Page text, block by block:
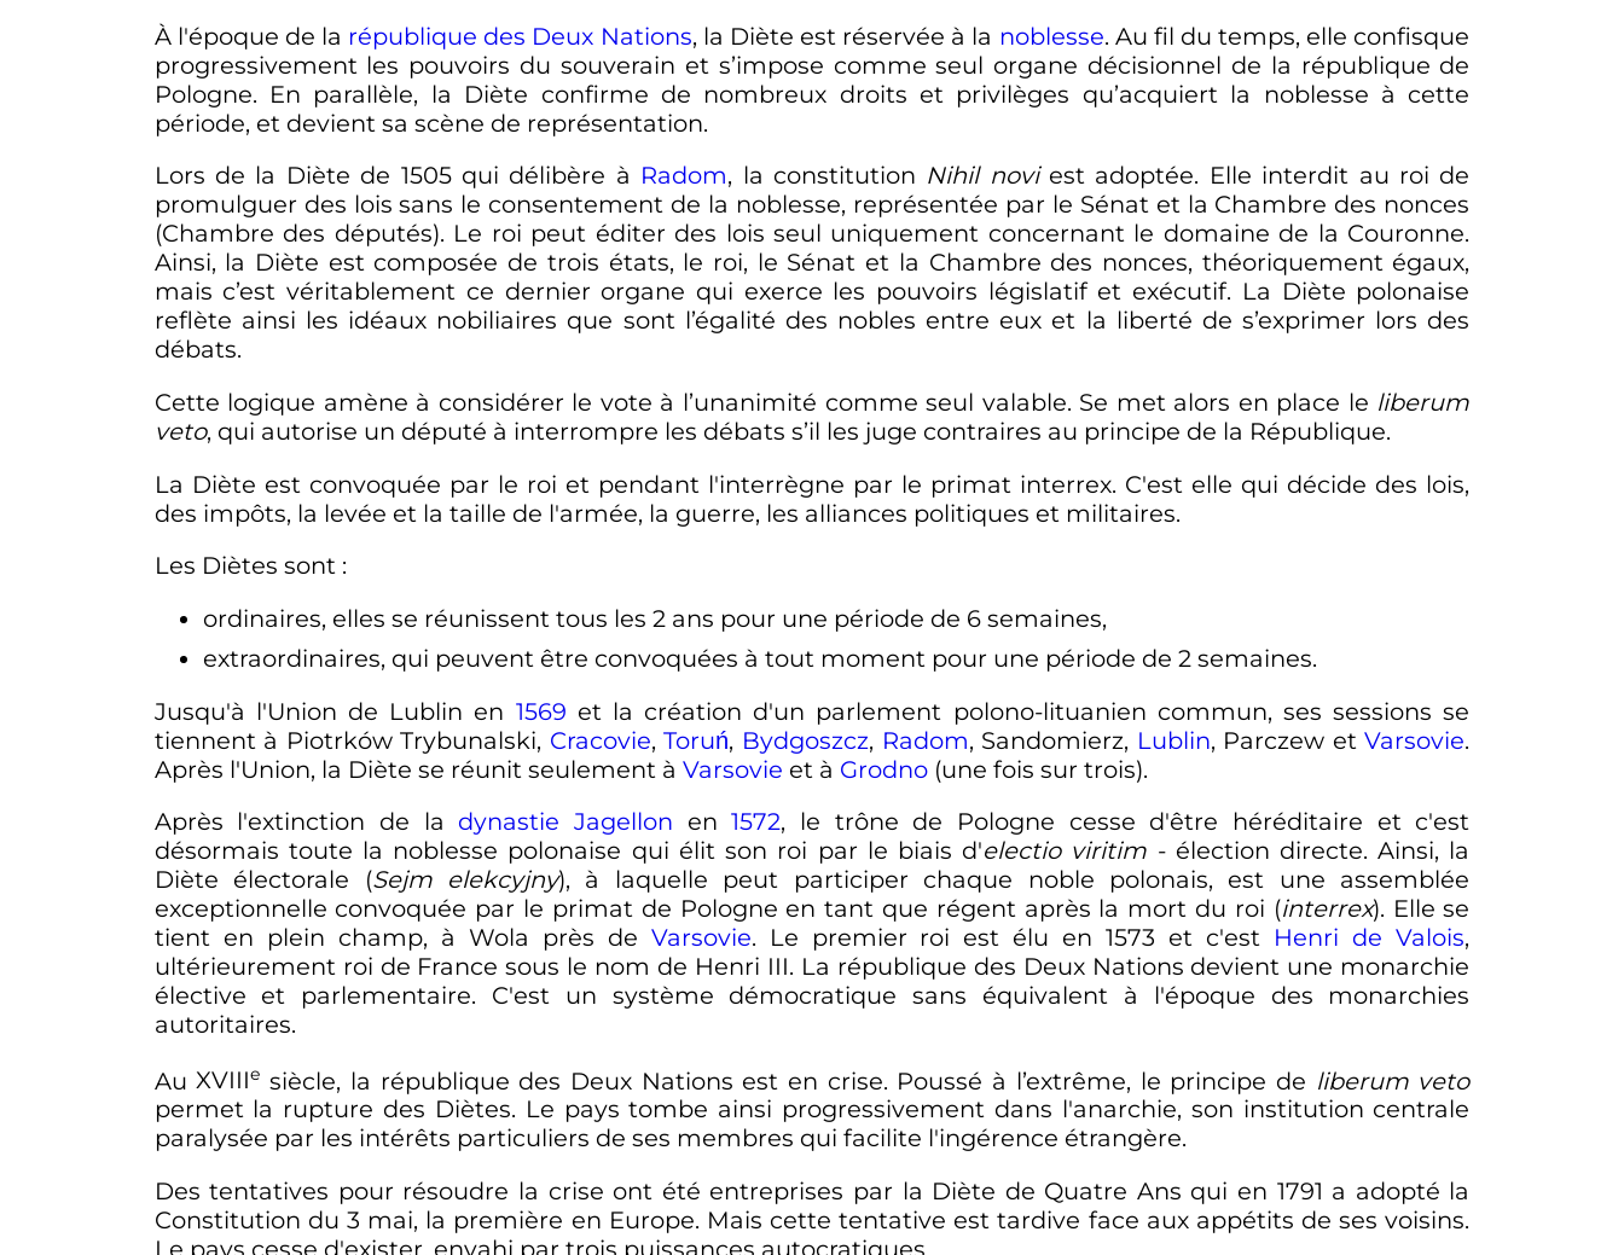
À l'époque de la république des Deux Nations, la Diète est réservée à la noblesse. Au fil du temps, elle confisque
progressivement les pouvoirs du souverain et s’impose comme seul organe décisionnel de la république de
Pologne. En parallèle, la Diète confirme de nombreux droits et privilèges qu’acquiert la noblesse à cette
période, et devient sa scène de représentation.
Lors de la Diète de 1505 qui délibère à Radom, la constitution Nihil noviest adoptée. Elle interdit au roi de
promulguer des lois sans le consentement de la noblesse, représentée par le Sénat et la Chambre des nonces
(Chambre des députés). Le roi peut éditer des lois seul uniquement concernant le domaine de la Couronne.
Ainsi, la Diète est composée de trois états, le roi, le Sénat et la Chambre des nonces, théoriquement égaux,
mais c’est véritablement ce dernier organe qui exerce les pouvoirs législatif et exécutif. La Diète polonaise
reflète ainsi les idéaux nobiliaires que sont l’égalité des nobles entre eux et la liberté de s’exprimer lors des
débats.
Cette logique amène à considérer le vote à l’unanimité comme seul valable. Se met alors en place le liberum
veto, qui autorise un député à interrompre les débats s’il les juge contraires au principe de la République.
La Diète est convoquée par le roi et pendant l'interrègne par le primat interrex. C'est elle qui décide des lois,
des impôts, la levée et la taille de l'armée, la guerre, les alliances politiques et militaires.
Les Diètes sont :
ordinaires, elles se réunissent tous les 2 ans pour une période de 6 semaines,
extraordinaires, qui peuvent être convoquées à tout moment pour une période de 2 semaines.
Jusqu'à l'Union de Lublin en 1569 et la création d'un parlement polono-lituanien commun, ses sessions se
tiennent à Piotrków Trybunalski, Cracovie,Toruń, Bydgoszcz, Radom, Sandomierz, Lublin, Parczew etVarsovie.
Après l'Union, la Diète se réunit seulement à Varsovie et à Grodno(une fois sur trois).
Après l'extinction de la dynastie Jagellon en1572, le trône de Pologne cesse d'être héréditaire et c'est
désormais toute la noblesse polonaise qui élit son roi par le biais d'electio viritim - élection directe. Ainsi, la
Diète électorale (Sejm elekcyjny), à laquelle peut participer chaque noble polonais, est une assemblée
exceptionnelle convoquée par le primat de Pologne en tant que régent après la mort du roi (interrex). Elle se
tient en plein champ, à Wola près de Varsovie. Le premier roi est élu en 1573 et c'est Henri de Valois,
ultérieurement roi de France sous le nom de Henri III. La république des Deux Nations devient une monarchie
élective et parlementaire. C'est un système démocratique sans équivalent à l'époque des monarchies
autoritaires.
AuXVIIIe siècle, la république des Deux Nations est en crise. Poussé à l’extrême, le principe de liberum veto
permet la rupture des Diètes. Le pays tombe ainsi progressivement dans l'anarchie, son institution centrale
paralysée par les intérêts particuliers de ses membres qui facilite l'ingérence étrangère.
Des tentatives pour résoudre la crise ont été entreprises par la Diète de Quatre Ans qui en 1791 a adopté la
Constitution du 3 mai, la première en Europe. Mais cette tentative est tardive face aux appétits de ses voisins.
Le pays cesse d'exister, envahi par trois puissances autocratiques.